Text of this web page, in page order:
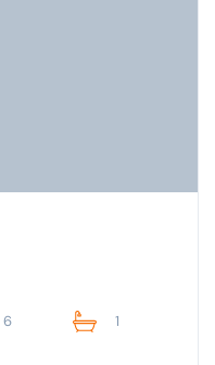
6 1